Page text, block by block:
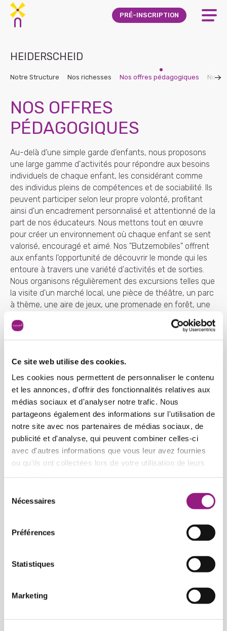
Ce site web utilise des cookies.
Les cookies nous permettent de personnaliser le contenu
et les annonces, d'offrir des fonctionnalités relatives aux
médias sociaux et d'analyser notre trafic. Nous
partageons également des informations sur l'utilisation de
notre site avec nos partenaires de médias sociaux, de
publicité et d'analyse, qui peuvent combiner celles-ci
avec d'autres informations que vous leur avez fournies
ou qu'ils ont collectées lors de votre utilisation de leurs
Nécessaires
Préférences
Statistiques
Marketing
Skip to main content
PRÉ-INSCRIPTION
HEIDERSCHEID
Notre Structure Nos richesses Nos offres pédagogiques Nos
NOS OFFRES
PÉDAGOGIQUES
Au-delà d’une simple garde d’enfants, nous proposons
une large gamme d'activités pour répondre aux besoins
individuels de chaque enfant, les considérant comme
des individus pleins de compétences et de sociabilité. Ils
peuvent participer selon leur propre volonté, profitant
ainsi d'un encadrement personnalisé et attentionné de la
part de nos éducateurs. Nous mettons tout en œuvre
pour créer un environnement où chaque enfant se sent
valorisé, encouragé et aimé. Nos "Butzemobiles" offrent
aux enfants l'opportunité de découvrir le monde qui les
entoure à travers une variété d'activités et de sorties.
Nous organisons régulièrement des excursions telles que
la visite d'un marché local, une pièce de théâtre, un parc
à thème, une aire de jeux, une promenade en forêt, une
journée à la piscine, un pique-nique, et bien d'autres
encore. Toutes ces activités sont incluses dans nos
services, sans frais supplémentaires pour les parents.
Nos accompagnements vers la
socialisation
Nos célébrations
Nos collaborations